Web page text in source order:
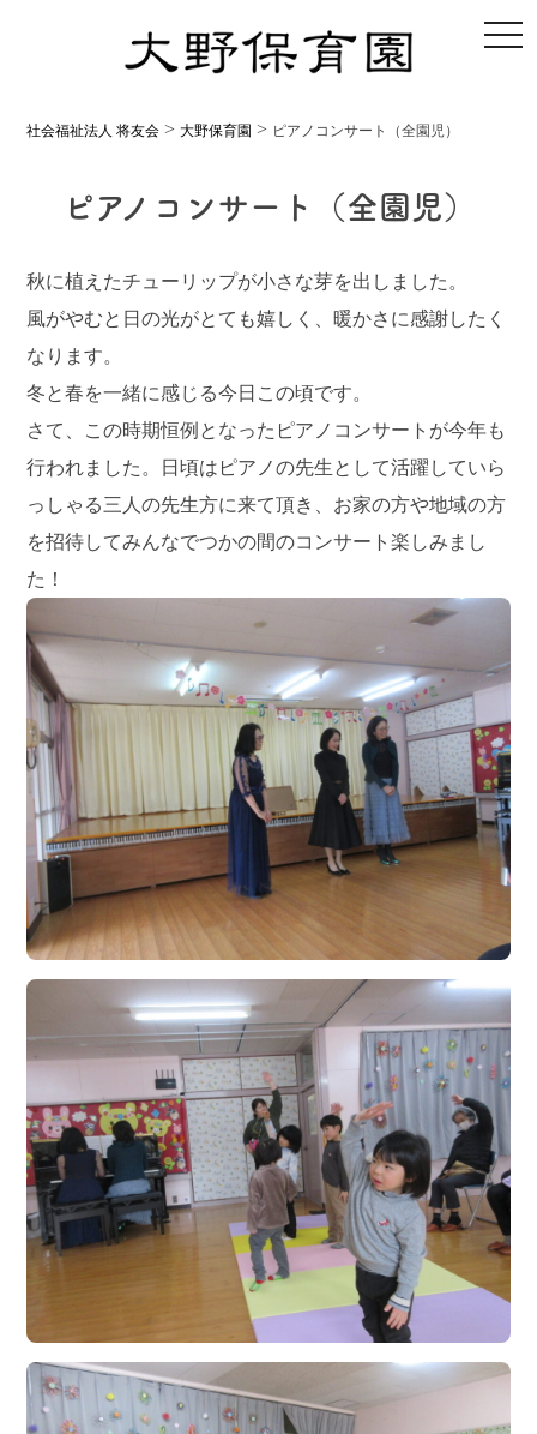
社会福祉法人 将友会 >大野保育園 > ピアノコンサート（全園児）
ピアノコンサート（全園児）
秋に植えたチューリップが小さな芽を出しました。
風がやむと日の光がとても嬉しく、暖かさに感謝したく
なります。
冬と春を一緒に感じる今日この頃です。
さて、この時期恒例となったピアノコンサートが今年も
行われました。日頃はピアノの先生として活躍していら
っしゃる三人の先生方に来て頂き、お家の方や地域の方
を招待してみんなでつかの間のコンサート楽しみまし
た！